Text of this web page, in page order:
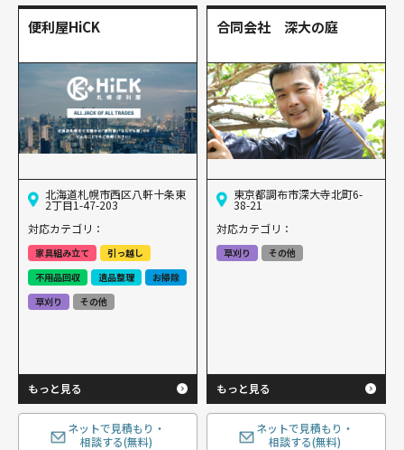
便利屋HiCK
北海道札幌市西区八軒十条東
2丁目1-47-203
対応カテゴリ：
家具組み立て
引っ越し
不用品回収
遺品整理
お掃除
草刈り
その他
もっと見る
ネットで見積もり・
相談する(無料)
合同会社 深大の庭
東京都調布市深大寺北町6-
38-21
対応カテゴリ：
草刈り その他
もっと見る
ネットで見積もり・
相談する(無料)